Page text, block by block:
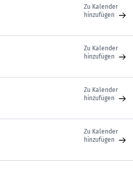
Zu Kalender
hinzufügen
Zu Kalender
hinzufügen
Zu Kalender
hinzufügen
Zu Kalender
hinzufügen